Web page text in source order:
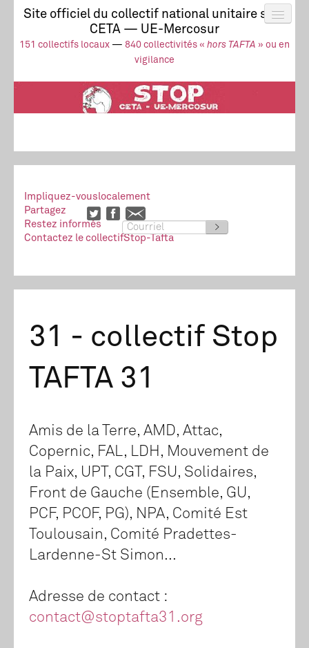
Site officiel du collectif national unitaire stop
CETA — UE-Mercosur
151 collectifs locaux — 840 collectivités « hors TAFTA » ou en
vigilance
Actus
UE-Mercosur
Stop à l’impunité !
TAFTA
CETA
Collectif
Impliquez-vouslocalement
Partagez
Restez informés
>
Contactez le collectifStop-Tafta
31 - collectif Stop
TAFTA 31
Amis de la Terre, AMD, Attac,
Copernic, FAL, LDH, Mouvement de
la Paix, UPT, CGT, FSU, Solidaires,
Front de Gauche (Ensemble, GU,
PCF, PCOF, PG), NPA, Comité Est
Toulousain, Comité Pradettes-
Lardenne-St Simon...
Adresse de contact :
contact@stoptafta31.org